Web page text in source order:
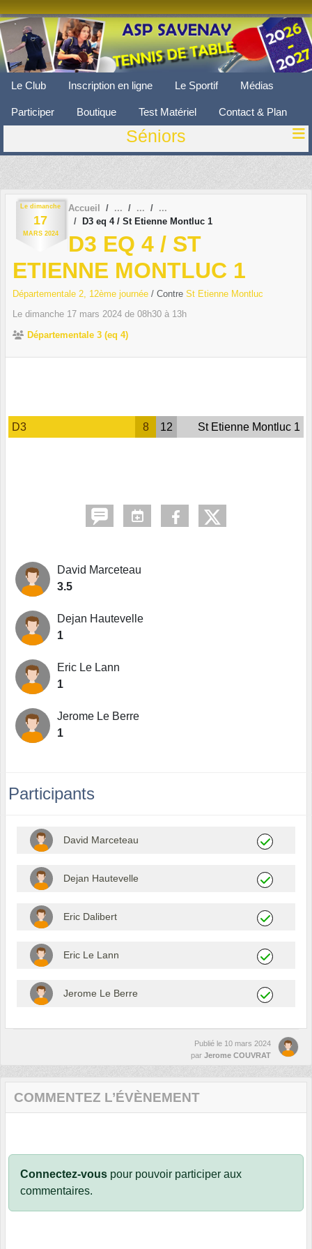
Le Club Inscription en ligne Le Sportif Médias
Participer Boutique Test Matériel Contact & Plan
Séniors
Le dimanche
17
MARS 2024
Accueil
D3 eq 4 / St Etienne Montluc 1
D3 EQ 4 / ST
ETIENNE MONTLUC 1
Départementale 2, 12ème journée / Contre St Etienne Montluc
Le dimanche 17 mars 2024 de 08h30 à 13h
Départementale 3 (eq 4)
D3 8 12 St Etienne Montluc 1
David Marceteau
3.5
Dejan Hautevelle
1
Eric Le Lann
1
Jerome Le Berre
1
Participants
David Marceteau
Dejan Hautevelle
Eric Dalibert
Eric Le Lann
Jerome Le Berre
Publié le 10 mars 2024
par Jerome COUVRAT
COMMENTEZ L’ÉVÈNEMENT
Connectez-vous pour pouvoir participer aux
commentaires.